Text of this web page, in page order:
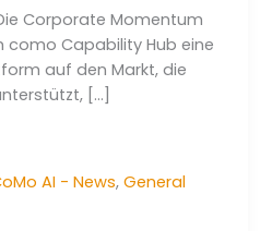
Corporate Momentum
Capability Hub eine
auf den Markt, die
[…]
AI - News,General